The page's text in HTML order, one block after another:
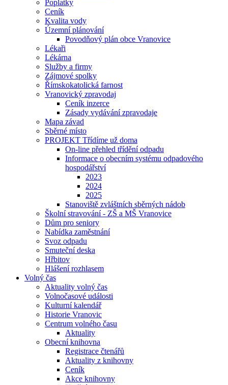
Poplatky
Ceník
Kvalita vody
Územní plánování
Povodňový plán obce Vranovice
Lékaři
Lékárna
Služby a firmy
Zájmové spolky
Římskokatolická farnost
Vranovický zpravodaj
Ceník inzerce
Zásady vydávání zpravodaje
Mapa závad
Sběrné místo
PROJEKT Třídíme už doma
On-line přehled třídění odpadu
Informace o obecním systému odpadového
hospodářství
2023
2024
2025
Stanoviště zvláštních sběrných nádob
Školní stravování - ZŠ a MŠ Vranovice
Dům pro seniory
Nabídka zaměstnání
Svoz odpadu
Smuteční deska
Hřbitov
Hlášení rozhlasem
Volný čas
Aktuality volný čas
Volnočasové události
Kulturní kalendář
Historie Vranovic
Centrum volného času
Aktuality
Obecní knihovna
Registrace čtenářů
Aktuality z knihovny
Ceník
Akce knihovny